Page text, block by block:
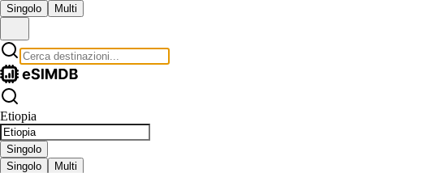
Singolo Multi
Etiopia
Singolo
Singolo
Multi